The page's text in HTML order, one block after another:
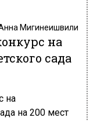
Мигинеишвили
на
сада